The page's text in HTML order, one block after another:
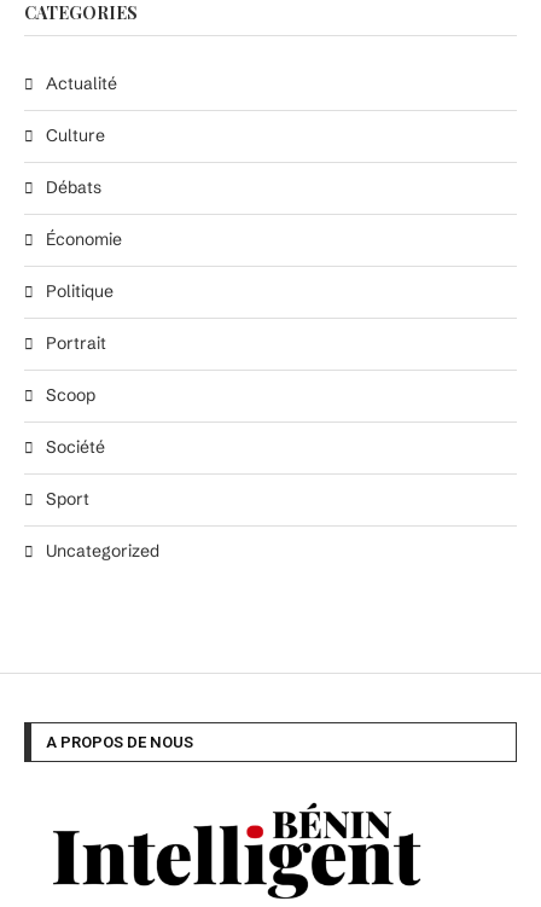
CATEGORIES
Actualité
Culture
Débats
Économie
Politique
Portrait
Scoop
Société
Sport
Uncategorized
A PROPOS DE NOUS